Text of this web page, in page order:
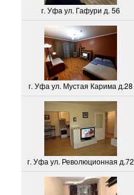
г. Уфа ул. Гафури д. 56
г. Уфа ул. Мустая Карима д.28
г. Уфа ул. Революционная д.72